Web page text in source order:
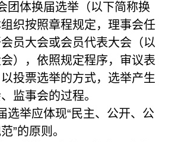
团体换届选举（以下简称换
织按照章程规定，理事会任
员大会或会员代表大会（以
），依照规定程序，审议表
投票选举的方式，选举产生
监事会的过程。
选举应体现“民主、公开、公
”的原则。